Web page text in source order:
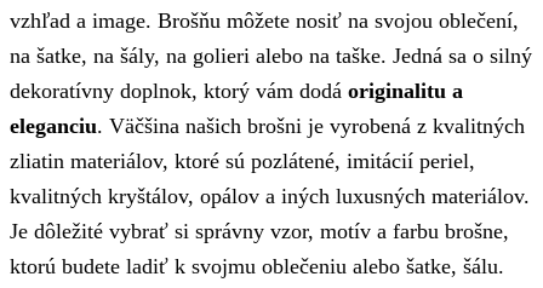
vzhľad a image. Brošňu môžete nosiť na svojou oblečení,
na šatke, na šály, na golieri alebo na taške. Jedná sa o silný
dekoratívny doplnok, ktorý vám dodá originalitu a
eleganciu. Väčšina našich brošni je vyrobená z kvalitných
zliatin materiálov, ktoré sú pozlátené, imitácií periel,
kvalitných kryštálov, opálov a iných luxusných materiálov.
Je dôležité vybrať si správny vzor, motív a farbu brošne,
ktorú budete ladiť k svojmu oblečeniu alebo šatke, šálu.